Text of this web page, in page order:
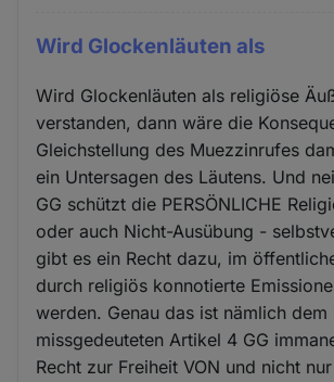
Wird Glockenläuten als
Wird Glockenläuten als religiöse
verstanden, dann wäre die
Gleichstellung des Muezzinrufes
ein Untersagen des Läutens. Und
GG schützt die PERSÖNLICHE
oder auch Nicht-Ausübung -
gibt es ein Recht dazu, im
durch religiös konnotierte
werden. Genau das ist nämlich dem
missgedeuteten Artikel 4 GG
Recht zur Freiheit VON und nicht nur